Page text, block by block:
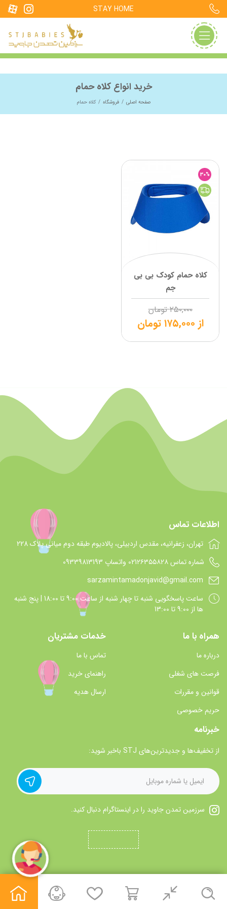
STAY HOME
خرید انواع کلاه حمام
صفحه اصلی فروشگاه کلاه حمام
30%
کلاه حمام کودک بی بی
جم
۲۵۰,۰۰۰ تومان
از ۱۷۵,۰۰۰ تومان
اطلاعات تماس
تهران، زعفرانیه، مقدس اردبیلی، پالادیوم طبقه دوم میانی پلاک 228
شماره تماس 021۲۶۳۵۵۸۲۸ واتساپ 09339813193
sarzamintamadonjavid@gmail.com
ساعت پاسخگويي شنبه تا چهار شنبه از ساعت 9:00 تا 18:00 | پنج شنبه
ها از 9:00 تا 13:00
همراه با ما
درباره ما
فرصت های شغلی
قوانین و مقررات
حریم خصوصی
خدمات مشتریان
تماس با ما
راهنمای خرید
ارسال هدیه
خبرنامه
از تخفیف‌ها و جدیدترین‌های STJ باخبر شوید:
سرزمین تمدن جاوید را در اینستاگرام دنبال کنید.